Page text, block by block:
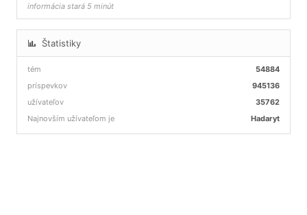
informácia stará 5 minút
Štatistiky
54884
tém
945136
príspevkov
35762
užívateľov
Najnovším užívateľom je
Hadaryt